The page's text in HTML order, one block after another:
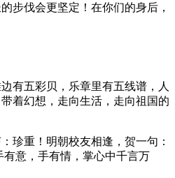
步伐会更坚定！在你们的身后，
五彩贝，乐章里有五线谱，人
着幻想，走向生活，走向祖国的
重！明朝校友相逢，贺一句：
意，手有情，掌心中千言万